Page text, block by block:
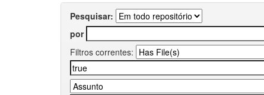
Pesquisar:
por
Filtros correntes: